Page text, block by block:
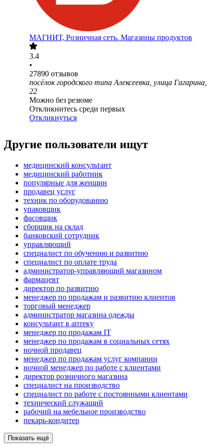
МАГНИТ, Розничная сеть. Магазины продуктов
3.4
•
27890 отзывов
посёлок городского типа Алексеевка, улица Гагарина,
22
Можно без резюме
Откликнитесь среди первых
Откликнуться
Другие пользователи ищут
медицинский консультант
медицинский работник
популярные для женщин
продавец услуг
техник по оборудованию
упаковщик
фасовщик
сборщик на склад
банковский сотрудник
управляющий
специалист по обучению и развитию
специалист по оплате труда
администратор-управляющий магазином
фармацевт
директор по развитию
менеджер по продажам и развитию клиентов
торговый менеджер
администратор магазина одежды
консультант в аптеку
менеджер по продажам IT
менеджер по продажам в социальных сетях
ночной продавец
менеджер по продажам услуг компании
ночной менеджер по работе с клиентами
директор розничного магазина
специалист на производство
специалист по работе с постоянными клиентами
технический служащий
рабочий на мебельное производство
пекарь-кондитер
Показать ещё